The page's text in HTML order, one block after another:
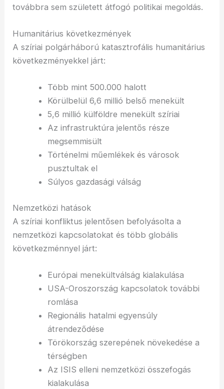
továbbra sem született átfogó politikai megoldás.
Humanitárius következmények
A szíriai polgárháború katasztrofális humanitárius
következményekkel járt:
Több mint 500.000 halott
Körülbelül 6,6 millió belső menekült
5,6 millió külföldre menekült szíriai
Az infrastruktúra jelentős része
megsemmisült
Történelmi műemlékek és városok
pusztultak el
Súlyos gazdasági válság
Nemzetközi hatások
A szíriai konfliktus jelentősen befolyásolta a
nemzetközi kapcsolatokat és több globális
következménnyel járt:
Európai menekültválság kialakulása
USA-Oroszország kapcsolatok további
romlása
Regionális hatalmi egyensúly
átrendeződése
Törökország szerepének növekedése a
térségben
Az ISIS elleni nemzetközi összefogás
kialakulása